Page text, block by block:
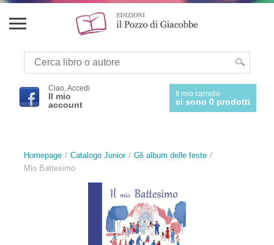
Ciao, Accedi
Il mio
account
Il mio carrello
ci sono 0 prodotti
Homepage Catalogo Junior
Gli album delle feste
Mio Battesimo